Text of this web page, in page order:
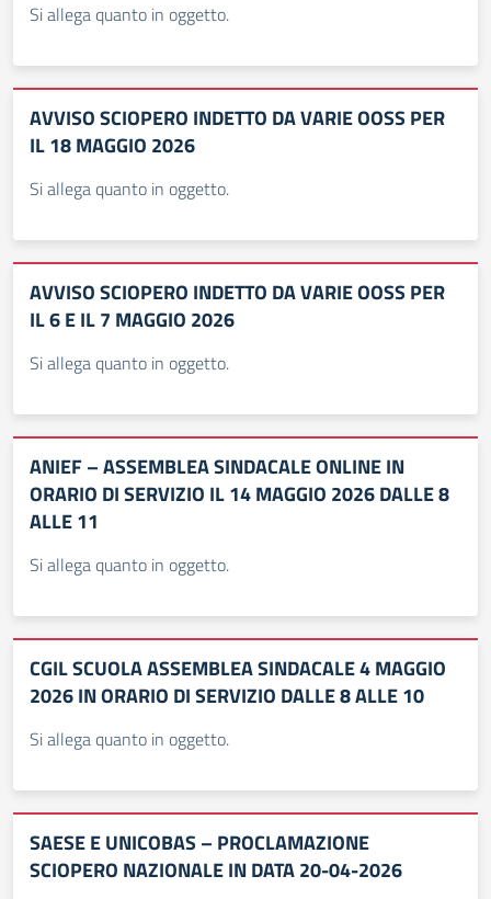
Si allega quanto in oggetto.
AVVISO SCIOPERO INDETTO DA VARIE OOSS PER
IL 18 MAGGIO 2026
Si allega quanto in oggetto.
AVVISO SCIOPERO INDETTO DA VARIE OOSS PER
IL 6 E IL 7 MAGGIO 2026
Si allega quanto in oggetto.
ANIEF – ASSEMBLEA SINDACALE ONLINE IN
ORARIO DI SERVIZIO IL 14 MAGGIO 2026 DALLE 8
ALLE 11
Si allega quanto in oggetto.
CGIL SCUOLA ASSEMBLEA SINDACALE 4 MAGGIO
2026 IN ORARIO DI SERVIZIO DALLE 8 ALLE 10
Si allega quanto in oggetto.
SAESE E UNICOBAS – PROCLAMAZIONE
SCIOPERO NAZIONALE IN DATA 20-04-2026